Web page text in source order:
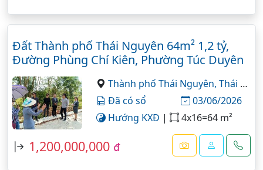
Đất Thành phố Thái Nguyên 64m² 1,2 tỷ,
Đường Phùng Chí Kiên, Phường Túc Duyên
Thành phố Thái Nguyên,Thái Nguyên
Đã có sổ
03/06/2026
Hướng KXĐ | 4x16=64 m²
1,200,000,000 đ